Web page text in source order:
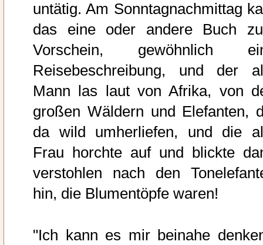
untätig. Am Sonntagnachmittag
das eine oder andere Buch
Vorschein, gewöhnlich
Reisebeschreibung, und der
Mann las laut von Afrika, von
großen Wäldern und Elefanten,
da wild umherliefen, und die
Frau horchte auf und blickte
verstohlen nach den
hin, die Blumentöpfe waren!
"Ich kann es mir beinahe